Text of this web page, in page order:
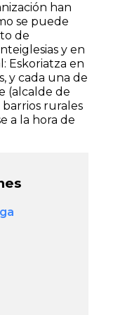
han
se puede
de
y en
Eskoriatza en
y cada una de
(alcalde de
rurales
a la hora de